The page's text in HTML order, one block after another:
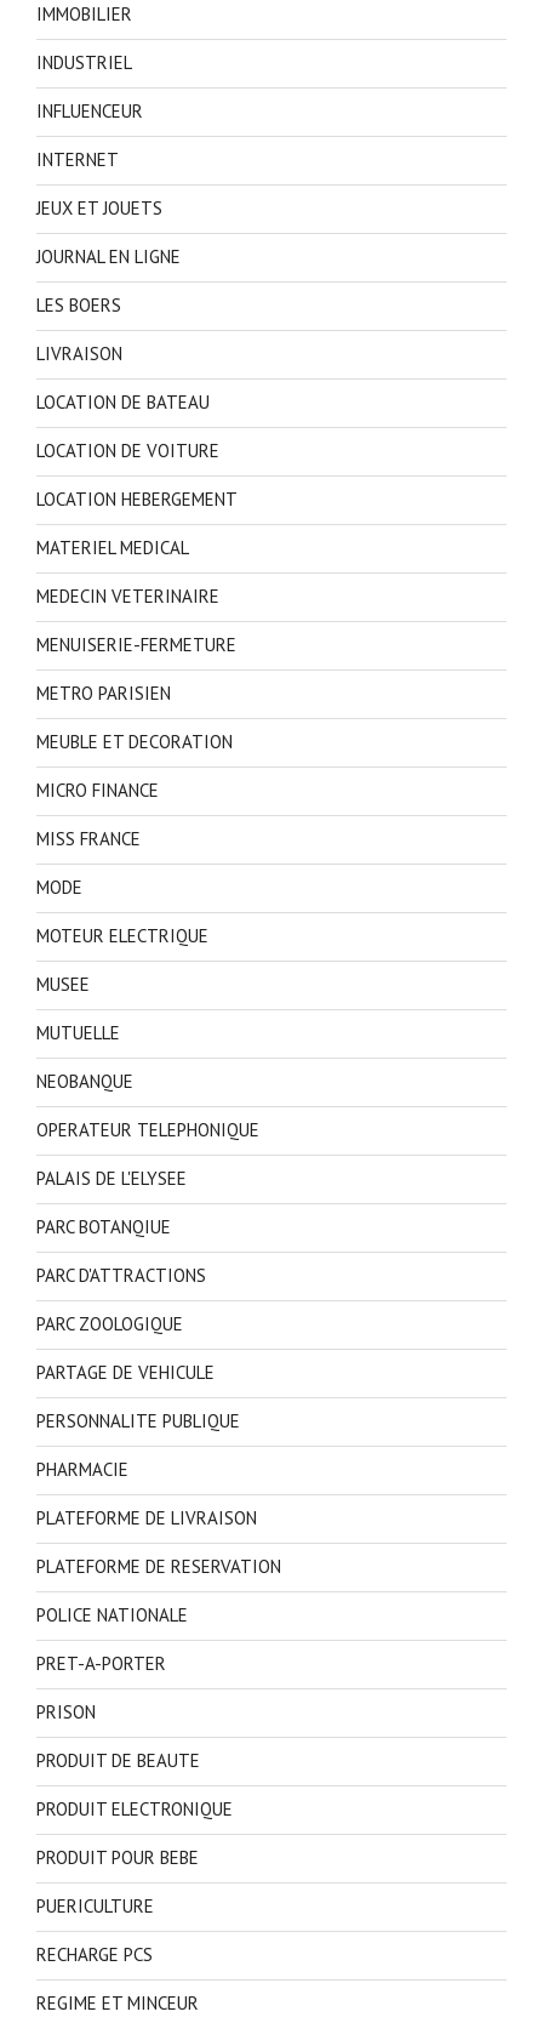
IMMOBILIER
INDUSTRIEL
INFLUENCEUR
INTERNET
JEUX ET JOUETS
JOURNAL EN LIGNE
LES BOERS
LIVRAISON
LOCATION DE BATEAU
LOCATION DE VOITURE
LOCATION HEBERGEMENT
MATERIEL MEDICAL
MEDECIN VETERINAIRE
MENUISERIE-FERMETURE
METRO PARISIEN
MEUBLE ET DECORATION
MICRO FINANCE
MISS FRANCE
MODE
MOTEUR ELECTRIQUE
MUSEE
MUTUELLE
NEOBANQUE
OPERATEUR TELEPHONIQUE
PALAIS DE L'ELYSEE
PARC BOTANQIUE
PARC D'ATTRACTIONS
PARC ZOOLOGIQUE
PARTAGE DE VEHICULE
PERSONNALITE PUBLIQUE
PHARMACIE
PLATEFORME DE LIVRAISON
PLATEFORME DE RESERVATION
POLICE NATIONALE
PRET-A-PORTER
PRISON
PRODUIT DE BEAUTE
PRODUIT ELECTRONIQUE
PRODUIT POUR BEBE
PUERICULTURE
RECHARGE PCS
REGIME ET MINCEUR